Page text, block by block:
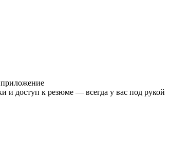
приложение
и доступ к резюме — всегда у вас под рукой